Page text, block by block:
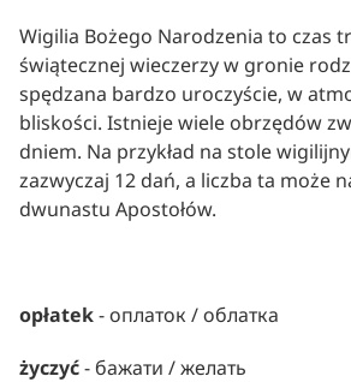
Wigilia Bożego Narodzenia to czas
świątecznej wieczerzy w gronie
spędzana bardzo uroczyście, w
bliskości. Istnieje wiele obrzędów
dniem. Na przykład na stole
zazwyczaj 12 dań, a liczba ta może
dwunastu Apostołów.
opłatek - оплаток / облатка
życzyć - бажати / желать